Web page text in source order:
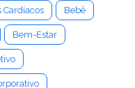
Cardíacos Bebê
Bem-Estar